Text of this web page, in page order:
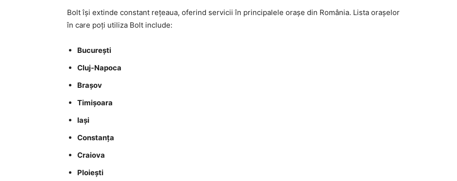
Bolt își extinde constant rețeaua, oferind servicii în principalele orașe din România. Lista orașelor
în care poți utiliza Bolt include:
București
Cluj-Napoca
Brașov
Timișoara
Iași
Constanța
Craiova
Ploiești